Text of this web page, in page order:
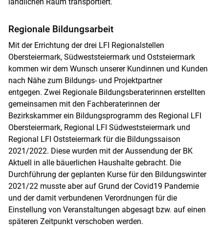
Regionale Bildungsarbeit
Mit der Errichtung der drei LFI Regionalstellen
Obersteiermark, Südweststeiermark und Oststeiermark
kommen wir dem Wunsch unserer Kundinnen und Kunden
nach Nähe zum Bildungs- und Projektpartner
entgegen. Zwei Regionale Bildungsberaterinnen erstellten
gemeinsamen mit den Fachberaterinnen der
Bezirkskammer ein Bildungsprogramm des Regional LFI
Obersteiermark, Regional LFI Südweststeiermark und
Regional LFI Oststeiermark für die Bildungssaison
2021/2022. Diese wurden mit der Aussendung der BK
Aktuell in alle bäuerlichen Haushalte gebracht. Die
Durchführung der geplanten Kurse für den Bildungswinter
2021/22 musste aber auf Grund der Covid19 Pandemie
und der damit verbundenen Verordnungen für die
Einstellung von Veranstaltungen abgesagt bzw. auf einen
späteren Zeitpunkt verschoben werden.